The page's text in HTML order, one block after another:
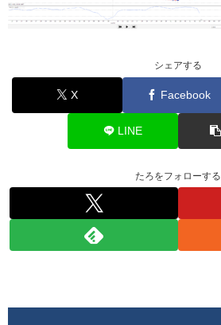
シェアする
X Facebook
LINE
たろをフォローする